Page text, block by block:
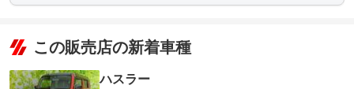
この販売店の新着車種
ハスラー